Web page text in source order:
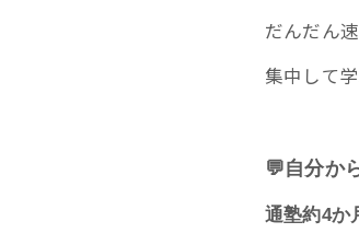
だんだん
集中して
💬自分か
通塾約4か